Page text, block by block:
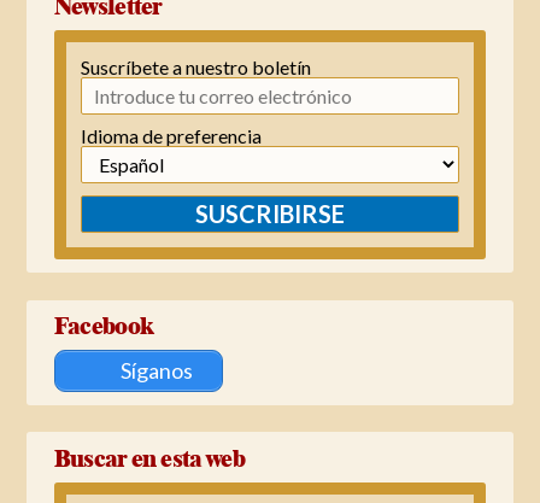
Newsletter
Suscríbete a nuestro boletín
Idioma de preferencia
SUSCRIBIRSE
Facebook
Síganos
Buscar en esta web